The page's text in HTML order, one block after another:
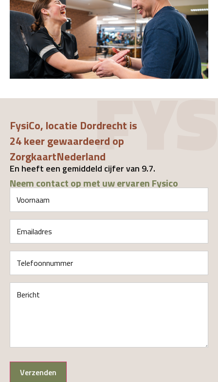
FYS
FysiCo, locatie Dordrecht is
24 keer gewaardeerd op
ZorgkaartNederland
En heeft een gemiddeld cijfer van 9.7.
Neem contact op met uw ervaren Fysico
Verzenden